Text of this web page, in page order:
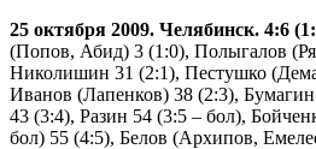
25 октября 2009. Челябинск. 4:6
(Попов, Абид) 3 (1:0), Полыгалов
Николишин 31 (2:1), Пестушко
Иванов (Лапенков) 38 (2:3),
43 (3:4), Разин 54 (3:5 – бол),
бол) 55 (4:5), Белов (Архипов,